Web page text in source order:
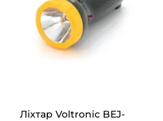
Ліхтар Voltronic BEJ-